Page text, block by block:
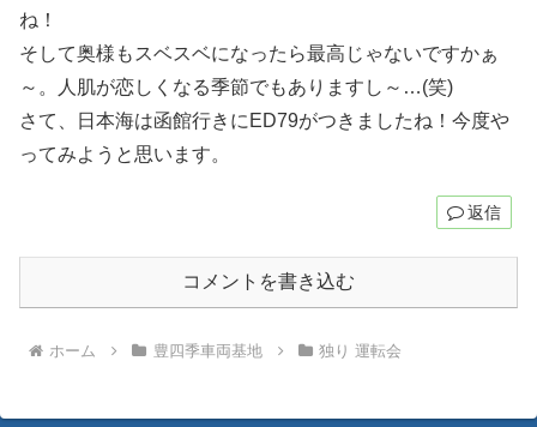
ね！
そして奥様もスベスベになったら最高じゃないですかぁ
～。人肌が恋しくなる季節でもありますし～…(笑)
さて、日本海は函館行きにED79がつきましたね！今度や
ってみようと思います。
返信
コメントを書き込む
ホーム 豊四季車両基地 独り 運転会